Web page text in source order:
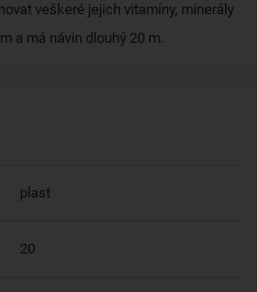
veškeré jejich vitamíny, minerály
a má návin dlouhý 20 m.
plast
20